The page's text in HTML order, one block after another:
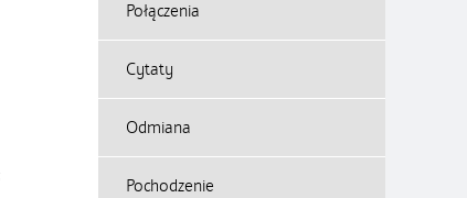
Połączenia
Cytaty
Odmiana
Pochodzenie